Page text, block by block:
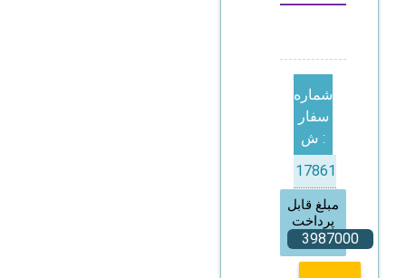
شماره
سفار
ش :
مبلغ قابل
پرداخت